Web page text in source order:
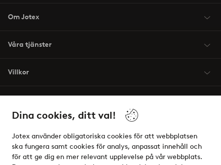
Dina cookies, ditt val!
Jotex använder obligatoriska cookies för att webbplatsen
ska fungera samt cookies för analys, anpassat innehåll och
för att ge dig en mer relevant upplevelse på vår webbplats.
Om Jotex
Våra tjänster
Villkor